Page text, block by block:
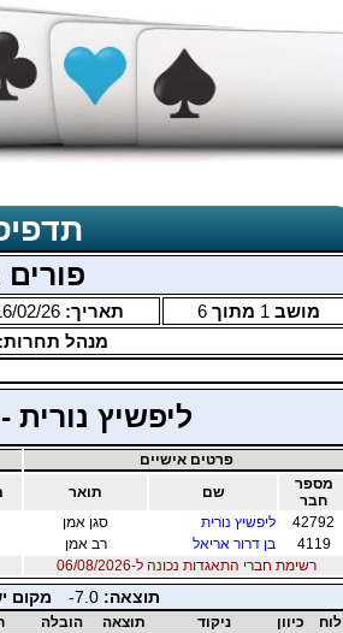
פורים
מושב 1 מתוך6 תאריך: 02/26
מנהל
ליפשיץ נורית
פרטים אישיים
מספר
חבר
שם תואר
42792
ליפשיץ נורית סגן אמן
4119
בן דרור אריאל רב אמן
רשימת חברי התאגדות נכונה ל-06/08/2026
תוצאה: -7.0 מקום
לוח כיוון ניקוד תוצאה הובלה